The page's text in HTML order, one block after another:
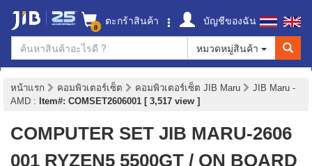
0 ตะกร้าสินค้า
บัญชีของฉัน
หมวดหมู่สินค้า
หน้าแรก คอมพิวเตอร์เซ็ต คอมพิวเตอร์เซ็ต JIB Maru
JIB Maru -
AMD : Item#: COMSET2606001 [ 3,517 view ]
COMPUTER SET JIB MARU-2606
001 RYZEN5 5500GT / ON BOARD